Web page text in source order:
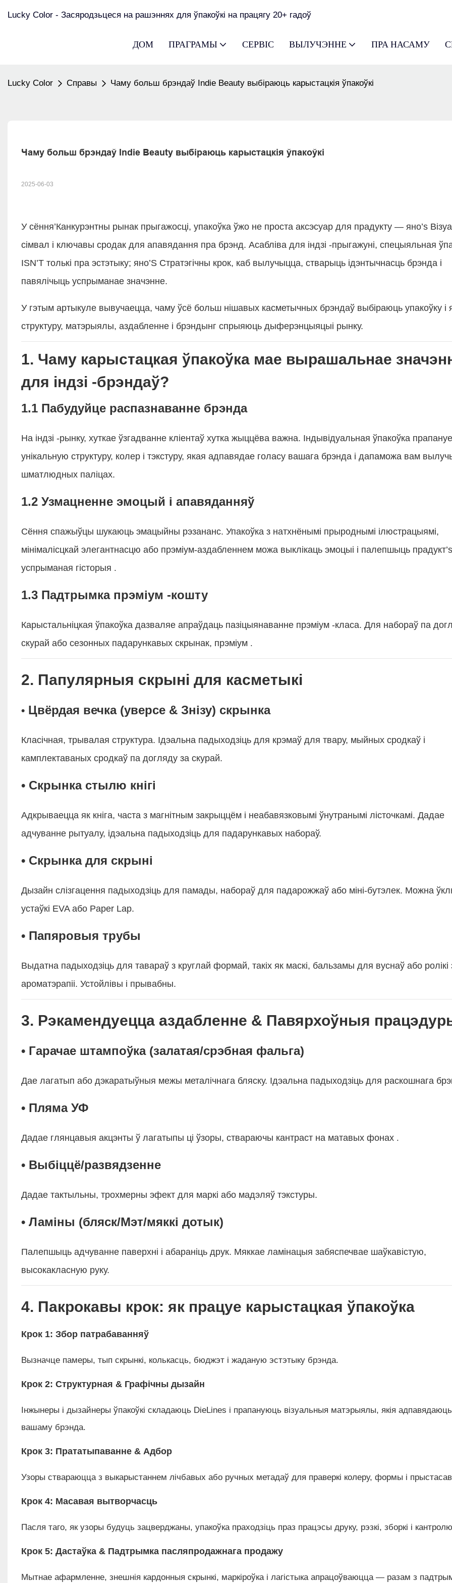
Lucky Color - Засяродзьцеся на рашэннях для ўпакоўкі на працягу 20+ гадоў
ДОМ ПРАГРАМЫ СЕРВІС ВЫЛУЧЭННЕ ПРА НАСАМУ
Lucky Color Справы Чаму больш брэндаў Indie Beauty выбіраюць карыстацкія ўпакоўкі
Чаму больш брэндаў Indie Beauty выбіраюць карыстацкія ўпакоўкі
2025-06-03
У сёння’Канкурэнтны рынак прыгажосці, упакоўка ўжо не проста аксэсуар для прадукту — яно’s
сімвал і ключавы сродак для апавядання пра брэнд. Асабліва для індзі -прыгажуні, спецыяльная
ISN’T толькі пра эстэтыку; яно’S Стратэгічны крок, каб вылучыцца, стварыць ідэнтычнасць брэнда і
павялічыць успрыманае значэнне.
У гэтым артыкуле вывучаецца, чаму ўсё больш нішавых касметычных брэндаў выбіраюць упакоўку і
структуру, матэрыялы, аздабленне і брэндынг спрыяюць дыферэнцыяцыі рынку.
1. Чаму карыстацкая ўпакоўка мае вырашальнае
для індзі -брэндаў?
1.1 Пабудуйце распазнаванне брэнда
На індзі -рынку, хуткае ўзгадванне кліентаў хутка жыццёва важна. Індывідуальная ўпакоўка прапануе
унікальную структуру, колер і тэкстуру, якая адпавядае голасу вашага брэнда і дапаможа вам
шматлюдных паліцах.
1.2 Узмацненне эмоцый і апавяданняў
Сёння спажыўцы шукаюць эмацыйны рэзананс. Упакоўка з натхнёнымі прыроднымі ілюстрацыямі,
мінімалісцкай элегантнасцю або прэміум-аздабленнем можа выклікаць эмоцыі і палепшыць прадукт’s
успрыманая гісторыя .
1.3 Падтрымка прэміум -кошту
Карыстальніцкая ўпакоўка дазваляе апраўдаць пазіцыянаванне прэміум -класа. Для набораў па
скурай або сезонных падарункавых скрынак, прэміум .
2. Папулярныя скрыні для касметыкі
•Цвёрдая вечка (уверсе & Знізу) скрынка
Класічная, трывалая структура. Ідэальна падыходзіць для крэмаў для твару, мыйных сродкаў і
камплектаваных сродкаў па догляду за скурай.
• Скрынка стылю кнігі
Адкрываецца як кніга, часта з магнітным закрыццём і неабавязковымі ўнутранымі лісточкамі. Дадае
адчуванне рытуалу, ідэальна падыходзіць для падарункавых набораў.
• Скрынка для скрыні
Дызайн слізгацення падыходзіць для памады, набораў для падарожжаў або міні-бутэлек. Можна
устаўкі EVA або Paper Lap.
• Папяровыя трубы
Выдатна падыходзіць для тавараў з круглай формай, такіх як маскі, бальзамы для вуснаў або ролікі
ароматэрапіі. Устойлівы і прывабны.
3. Рэкамендуецца аздабленне & Павярхоўныя
• Гарачае штампоўка (залатая/срэбная фальга)
Дае лагатып або дэкаратыўныя межы металічнага бляску. Ідэальна падыходзіць для раскошнага
• Пляма УФ
Дадае глянцавыя акцэнты ў лагатыпы ці ўзоры, ствараючы кантраст на матавых фонах .
• Выбіццё/развядзенне
Дадае тактыльны, трохмерны эфект для маркі або мадэляў тэкстуры.
• Ламіны (бляск/Мэт/мяккі дотык)
Палепшыць адчуванне паверхні і абараніць друк. Мяккае ламінацыя забяспечвае шаўкавістую,
высокакласную руку.
4. Пакрокавы крок: як працуе карыстацкая ўпакоўка
Крок 1: Збор патрабаванняў
Вызначце памеры, тып скрынкі, колькасць, бюджэт і жаданую эстэтыку брэнда.
Крок 2: Структурная & Графічны дызайн
Інжынеры і дызайнеры ўпакоўкі складаюць DieLines і прапануюць візуальныя матэрыялы, якія адпавядаюць
вашаму брэнда.
Крок 3: Прататыпаванне & Адбор
Узоры ствараюцца з выкарыстаннем лічбавых або ручных метадаў для праверкі колеру, формы і
Крок 4: Масавая вытворчасць
Пасля таго, як узоры будуць зацверджаны, упакоўка праходзіць праз працэсы друку, рэзкі, зборкі і
Крок 5: Дастаўка & Падтрымка пасляпродажнага продажу
Мытнае афармленне, знешнія кардонныя скрынкі, маркіроўка і лагістыка апрацоўваюцца — разам з